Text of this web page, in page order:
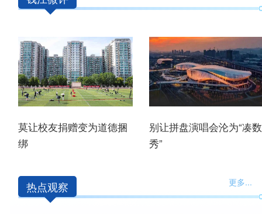
莫让校友捐赠变为道德捆
绑
别让拼盘演唱会沦为“凑数
秀”
热点观察 更多...